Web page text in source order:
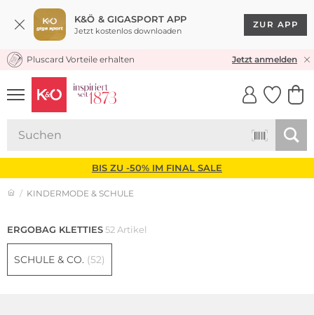
K&Ö & GIGASPORT APP
Jetzt kostenlos downloaden
ZUR APP
KOSTENLOSER VERSAND* & RÜCKVERSAND
30 TAGE RÜCKGABERECHT
Pluscard Vorteile erhalten Jetzt anmelden
UNSERE APP
CLICK &
BIS ZU -50% IM FINAL SALE
KINDERMODE & SCHULE
ERGOBAG KLETTIES52 Artikel
SCHULE & CO. (52)